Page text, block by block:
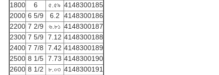
1800
6 ৫.৫৯ 4148300185
2000 6 5/9 6.2
4148300186
2200 7 2/9 ৬.৮১ 4148300187
2300 7 5/9 7.12 4148300188
2400 7 7/8 7.42 4148300189
2500 8 1/5 7.73 4148300190
2600 8 1/2 ৮.০৩ 4148300191